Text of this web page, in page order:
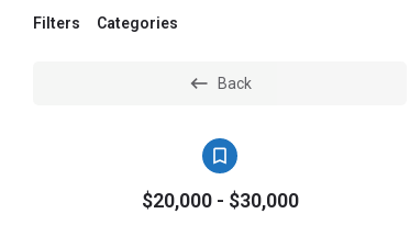
Filters Categories
Back
$20,000 - $30,000